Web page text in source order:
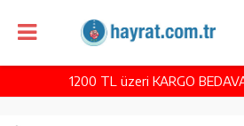
1200 TL üzeri KARGO